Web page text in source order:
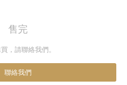
售完
，請聯絡我們。
聯絡我們